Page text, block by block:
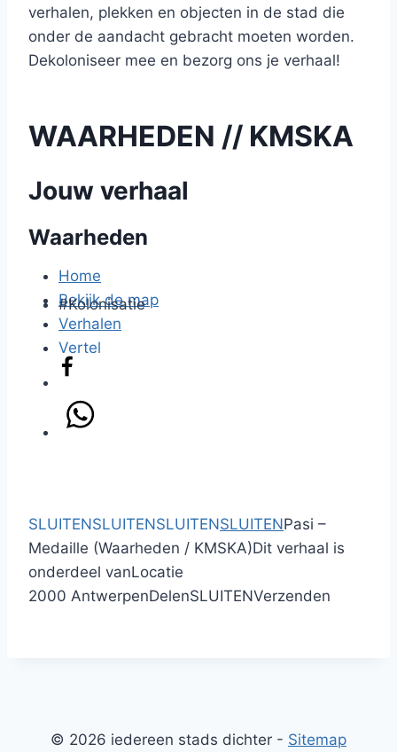
verhalen, plekken en objecten in de stad die
onder de aandacht gebracht moeten worden.
Dekoloniseer mee en bezorg ons je verhaal!
WAARHEDEN // KMSKA
Jouw verhaal
Waarheden
Home
Bekijk de map
Verhalen
Vertel
#Kolonisatie
SLUITENSLUITENSLUITENSLUITENPasi –
Medaille (Waarheden / KMSKA)Dit verhaal is
onderdeel vanLocatie
2000 AntwerpenDelenSLUITENVerzenden
© 2026 iedereen stads dichter - Sitemap